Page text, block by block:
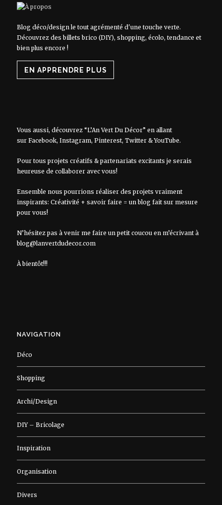
Blog déco/design le tout agrémenté d'une touche verte.
Découvrez des billets brico (DIY), shopping, écolo, tendance et
bien plus encore !
EN APPRENDRE PLUS
Vous aussi, découvrez “L’An Vert Du Décor” en allant
sur Facebook, Instagram, Pinterest, Twitter&YouTube.
Pour tous projets créatifs & partenariats excitants je serais
heureuse de collaborer avec vous!
Ensemble nous pourrions réaliser des projets vraiment
inspirants: Créativité + savoir faire = un blog fait sur mesure
pour vous!
N’hésitez pas à venir me faire un petit coucou en m’écrivant à
blog@lanvertdudecor.com
À bientôt!!!
NAVIGATION
Déco
Shopping
Archi/Design
DIY – Bricolage
Inspiration
Organisation
Divers